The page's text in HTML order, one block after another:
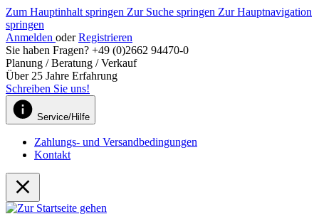
Zum Hauptinhalt springen Zur Suche springen Zur Hauptnavigation
springen
Anmelden oder Registrieren
Sie haben Fragen? +49 (0)2662 94470-0
Planung / Beratung / Verkauf
Über 25 Jahre Erfahrung
Schreiben Sie uns!
Service/Hilfe
Zahlungs- und Versandbedingungen
Kontakt